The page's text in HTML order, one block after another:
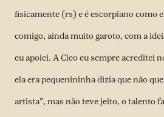
fisicamente (rs) e é escorpiano como
comigo, ainda muito garoto, com a
eu apoiei. A Cleo eu sempre acreditei
ela era pequenininha dizia que não
artista”, mas não teve jeito, o talento